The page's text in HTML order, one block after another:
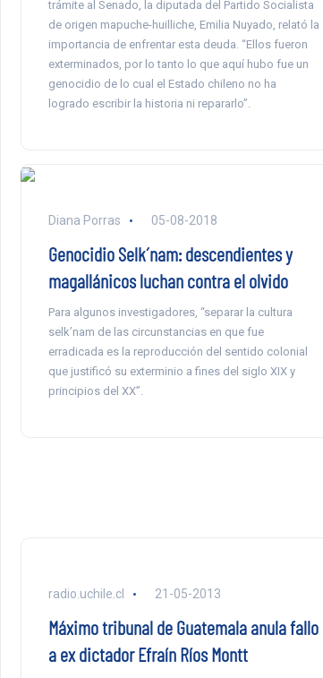
trámite al Senado, la diputada del Partido Socialista
de origen mapuche-huilliche, Emilia Nuyado, relató la
importancia de enfrentar esta deuda. “Ellos fueron
exterminados, por lo tanto lo que aquí hubo fue un
genocidio de lo cual el Estado chileno no ha
logrado escribir la historia ni repararlo”.
Diana Porras 05-08-2018
Genocidio Selk´nam: descendientes y
magallánicos luchan contra el olvido
Para algunos investigadores, “separar la cultura
selk’nam de las circunstancias en que fue
erradicada es la reproducción del sentido colonial
que justificó su exterminio a fines del siglo XIX y
principios del XX”.
radio.uchile.cl 21-05-2013
Máximo tribunal de Guatemala anula fallo
a ex dictador Efraín Ríos Montt